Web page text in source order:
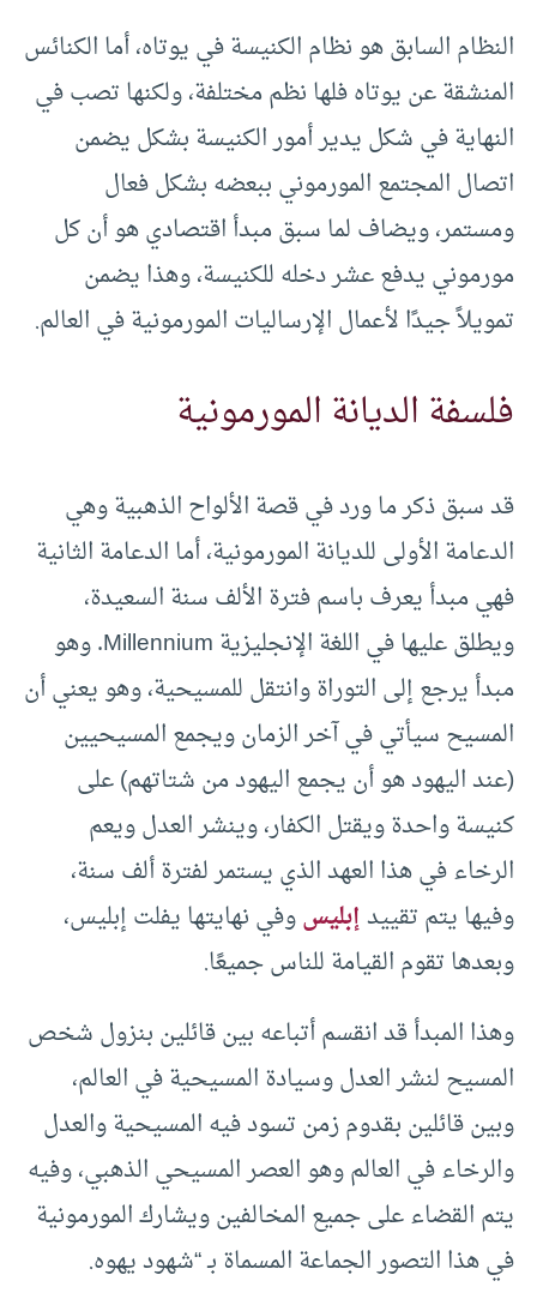
النظام السابق هو نظام الكنيسة في يوتاه، أما الكنائس
المنشقة عن يوتاه فلها نظم مختلفة، ولكنها تصب في
النهاية في شكل يدير أمور الكنيسة بشكل يضمن
اتصال المجتمع المورموني ببعضه بشكل فعال
ومستمر، ويضاف لما سبق مبدأ اقتصادي هو أن كل
مورموني يدفع عشر دخله للكنيسة، وهذا يضمن
تمويلاً جيدًا لأعمال الإرساليات المورمونية في العالم.
فلسفة الديانة المورمونية
قد سبق ذكر ما ورد في قصة الألواح الذهبية وهي
الدعامة الأولى للديانة المورمونية، أما الدعامة الثانية
فهي مبدأ يعرف باسم فترة الألف سنة السعيدة،
ويطلق عليها في اللغة الإنجليزية Millennium. وهو
مبدأ يرجع إلى التوراة وانتقل للمسيحية، وهو يعني أن
المسيح سيأتي في آخر الزمان ويجمع المسيحيين
(عند اليهود هو أن يجمع اليهود من شتاتهم) على
كنيسة واحدة ويقتل الكفار، وينشر العدل ويعم
الرخاء في هذا العهد الذي يستمر لفترة ألف سنة،
وفيها يتم تقييدإبليسوفي نهايتها يفلت إبليس،
وبعدها تقوم القيامة للناس جميعًا.
وهذا المبدأ قد انقسم أتباعه بين قائلين بنزول شخص
المسيح لنشر العدل وسيادة المسيحية في العالم،
وبين قائلين بقدوم زمن تسود فيه المسيحية والعدل
والرخاء في العالم وهو العصر المسيحي الذهبي، وفيه
يتم القضاء على جميع المخالفين ويشارك المورمونية
في هذا التصور الجماعة المسماة بـ “شهود يهوه.